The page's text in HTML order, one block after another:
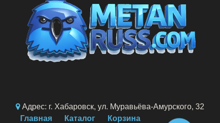
Адрес: г. Хабаровск, ул. Муравьёва-Амурского, 32
Главная
Каталог Корзина